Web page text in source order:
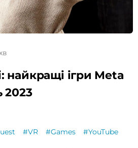
найкращі ігри Meta
2023
#VR #Games #YouTube